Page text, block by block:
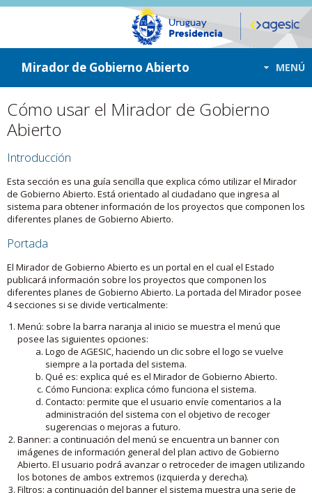
ir a contenido
ir al menú
Mirador de Gobierno Abierto MENÚ
Cómo usar el Mirador de Gobierno
Abierto
Introducción
Esta sección es una guía sencilla que explica cómo utilizar el Mirador
de Gobierno Abierto. Está orientado al ciudadano que ingresa al
sistema para obtener información de los proyectos que componen los
diferentes planes de Gobierno Abierto.
Portada
El Mirador de Gobierno Abierto es un portal en el cual el Estado
publicará información sobre los proyectos que componen los
diferentes planes de Gobierno Abierto. La portada del Mirador posee
4 secciones si se divide verticalmente:
Menú: sobre la barra naranja al inicio se muestra el menú que
posee las siguientes opciones:
Logo de AGESIC, haciendo un clic sobre el logo se vuelve
siempre a la portada del sistema.
Qué es: explica qué es el Mirador de Gobierno Abierto.
Cómo Funciona: explica cómo funciona el sistema.
Contacto: permite que el usuario envíe comentarios a la
administración del sistema con el objetivo de recoger
sugerencias o mejoras a futuro.
Banner: a continuación del menú se encuentra un banner con
imágenes de información general del plan activo de Gobierno
Abierto. El usuario podrá avanzar o retroceder de imagen utilizando
los botones de ambos extremos (izquierda y derecha).
Filtros: a continuación del banner el sistema muestra una serie de